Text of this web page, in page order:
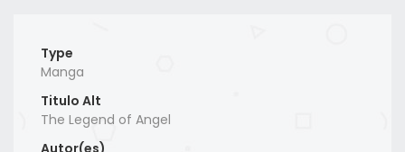
Type
Manga
Titulo Alt
The Legend of Angel